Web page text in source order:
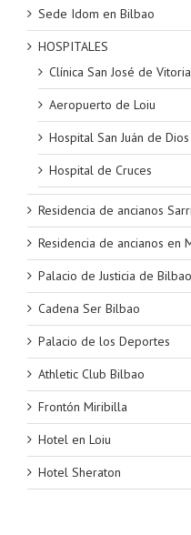
Sede Idom en Bilbao
HOSPITALES
Clínica San José de Vitoria
Aeropuerto de Loiu
Hospital San Juán de Dios
Hospital de Cruces
Residencia de ancianos
Residencia de ancianos en
Palacio de Justicia de Bilbao
Cadena Ser Bilbao
Palacio de los Deportes
Athletic Club Bilbao
Frontón Miribilla
Hotel en Loiu
Hotel Sheraton